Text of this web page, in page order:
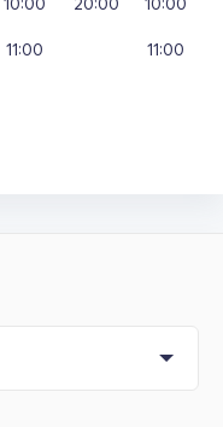
11:00 11:00